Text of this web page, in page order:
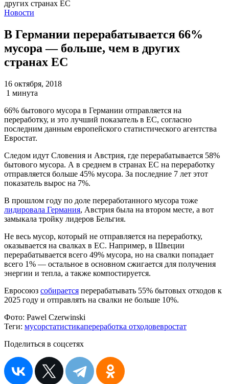
Новости
В Германии перерабатывается 66%
мусора — больше, чем в других
странах ЕС
16 октября, 2018
1 минута
66% бытового мусора в Германии отправляется на
переработку, и это лучший показатель в ЕС, согласно
последним данным европейского статистического агентства
Евростат.
Следом идут Словения и Австрия, где перерабатывается 58%
бытового мусора. А в среднем в странах ЕС на переработку
отправляется больше 45% мусора. За последние 7 лет этот
показатель вырос на 7%.
В прошлом году по доле переработанного мусора тоже
лидировала Германия, Австрия была на втором месте, а вот
замыкала тройку лидеров Бельгия.
Не весь мусор, который не отправляется на переработку,
оказывается на свалках в ЕС. Например, в Швеции
перерабатывается всего 49% мусора, но на свалки попадает
всего 1% — остальное в основном сжигается для получения
энергии и тепла, а также компостируется.
Евросоюз собирается перерабатывать 55% бытовых отходов к
2025 году и отправлять на свалки не больше 10%.
Фото: Pawel Czerwinski
Теги: мусорстатистикапереработка отходовевростат
Поделиться в соцсетях